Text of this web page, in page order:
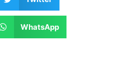
WhatsApp